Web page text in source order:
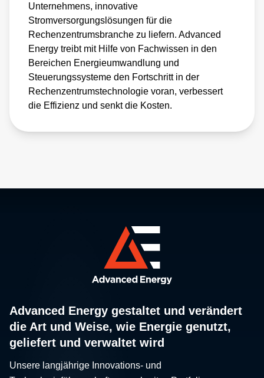
sicherzustellen, dass diese effizient,
zuverlässig und kostengünstig bleibt.
Open Compute Projekt
Unternehmens, innovative
Stromversorgungslösungen für die
Rechenzentrumsbranche zu liefern. Advanced
Energy treibt mit Hilfe von Fachwissen in den
Bereichen Energieumwandlung und
Steuerungssysteme den Fortschritt in der
Rechenzentrumstechnologie voran, verbessert
die Effizienz und senkt die Kosten.
Advanced Energy gestaltet und verändert
die Art und Weise, wie Energie genutzt,
geliefert und verwaltet wird
Unsere langjährige Innovations- und